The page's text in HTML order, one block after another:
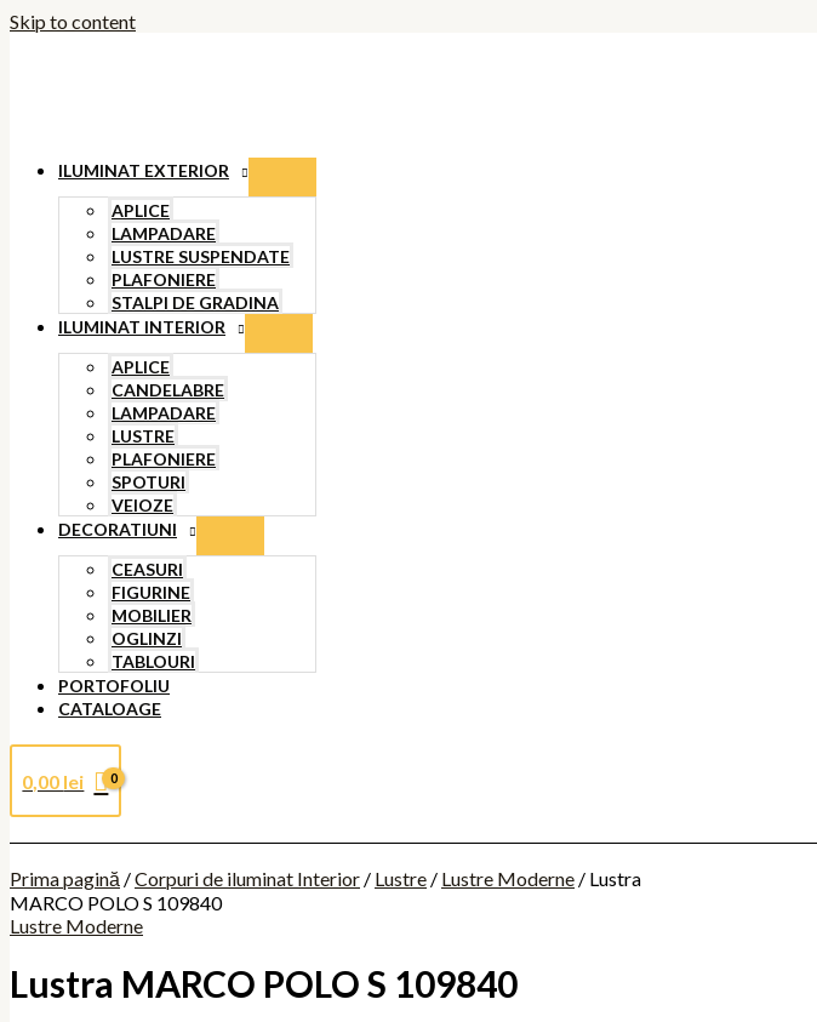
Skip to content
ILUMINAT EXTERIOR
APLICE
LAMPADARE
LUSTRE SUSPENDATE
PLAFONIERE
STALPI DE GRADINA
ILUMINAT INTERIOR
APLICE
CANDELABRE
LAMPADARE
LUSTRE
PLAFONIERE
SPOTURI
VEIOZE
DECORATIUNI
CEASURI
FIGURINE
MOBILIER
OGLINZI
TABLOURI
PORTOFOLIU
CATALOAGE
0,00 lei
Prima pagină /Corpuri de iluminat Interior / Lustre / Lustre Moderne / Lustra
MARCO POLO S 109840
Lustre Moderne
Lustra MARCO POLO S 109840